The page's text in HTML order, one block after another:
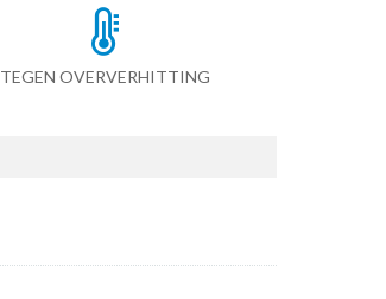
TEGEN OVERVERHITTING